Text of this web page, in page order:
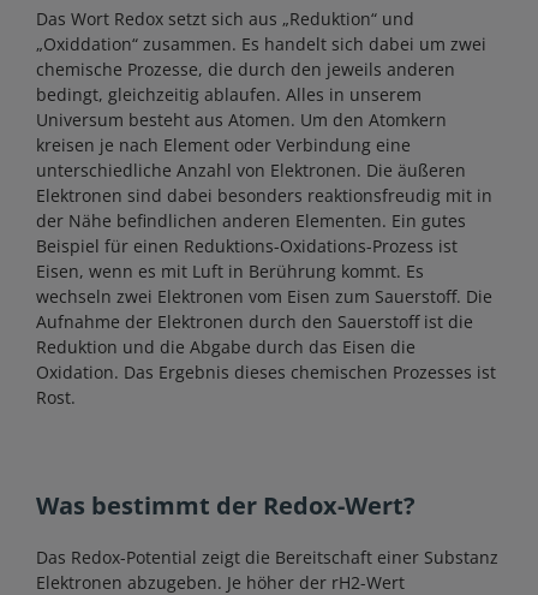
Das Wort Redox setzt sich aus „Reduktion“ und
„Oxiddation“ zusammen. Es handelt sich dabei um zwei
chemische Prozesse, die durch den jeweils anderen
bedingt, gleichzeitig ablaufen. Alles in unserem
Universum besteht aus Atomen. Um den Atomkern
kreisen je nach Element oder Verbindung eine
unterschiedliche Anzahl von Elektronen. Die äußeren
Elektronen sind dabei besonders reaktionsfreudig mit in
der Nähe befindlichen anderen Elementen. Ein gutes
Beispiel für einen Reduktions-Oxidations-Prozess ist
Eisen, wenn es mit Luft in Berührung kommt. Es
wechseln zwei Elektronen vom Eisen zum Sauerstoff. Die
Aufnahme der Elektronen durch den Sauerstoff ist die
Reduktion und die Abgabe durch das Eisen die
Oxidation. Das Ergebnis dieses chemischen Prozesses ist
Rost.
Was bestimmt der Redox-Wert?
Das Redox-Potential zeigt die Bereitschaft einer Substanz
Elektronen abzugeben. Je höher der rH2-Wert